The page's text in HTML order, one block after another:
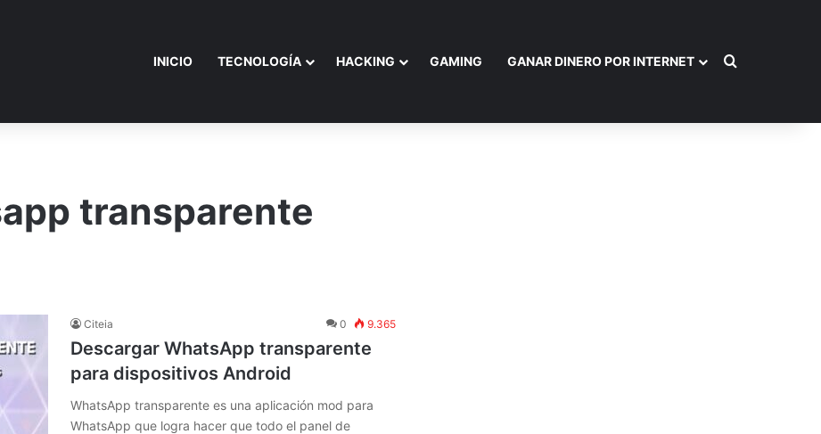
INICIO TECNOLOGÍA HACKING GAMING GANAR DINERO POR INTERNET Buscar por
transparente
Citeia 0 9.365
Descargar WhatsApp transparente
para dispositivos Android
WhatsApp transparente es una aplicación mod para
WhatsApp que logra hacer que todo el panel de